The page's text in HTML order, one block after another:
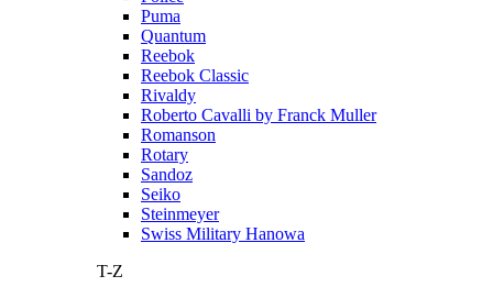
Puma
Quantum
Reebok
Reebok Classic
Rivaldy
Roberto Cavalli by Franck Muller
Romanson
Rotary
Sandoz
Seiko
Steinmeyer
Swiss Military Hanowa
T-Z